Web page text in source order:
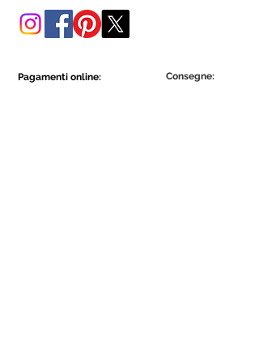
Pagamenti online: Consegne: